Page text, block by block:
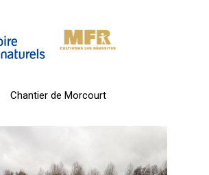
Chantier de Morcourt